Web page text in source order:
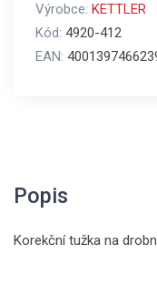
Výrobce: KETTLER
Kód: 4920-412
EAN:
Popis
Korekční tužka na